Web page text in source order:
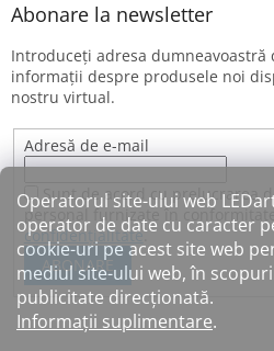
Operatorul site-ului web
operator de date cu caracter
cookie-uri pe acest site web
mediul site-ului web, în
publicitate direcționată.
Informații suplimentare.
Abonare la newsletter
Introduceţi adresa dumneavoastră
informaţii despre produsele noi
nostru virtual.
Adresă de e-mail
Sunt de acord cu prelucrarea
personal furnizate în
confidențialitate.
ABONARE